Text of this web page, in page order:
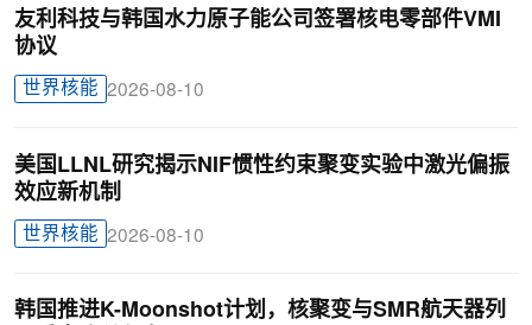
友利科技与韩国水力原子能公司签署核电零部件VMI
协议
世界核能 2026-08-10
美国LLNL研究揭示NIF惯性约束聚变实验中激光偏振
效应新机制
世界核能 2026-08-10
韩国推进K-Moonshot计划，核聚变与SMR航天器列